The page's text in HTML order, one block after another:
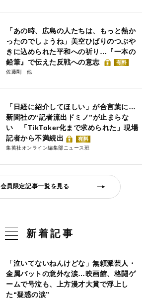
「あの時、広島の人たちは、もっと熱か
ったのでしょうね」美空ひばりのつぶや
きに込められた平和への祈り…『一本の
鉛筆』で伝えた反戦への意志
有料
佐藤剛
「日経に紹介してほしい」が合言葉に…
新聞社の“記者流出ドミノ”が止まらな
い 「TikToker化まで求められた」現場
記者から不満続出
有料
集英社オンライン編集部ニュース班
会員限定記事一覧を見る
新着記事
「泣いてないねんけどな」無頼派芸人・
金属バットの意外な涙…映画館、格闘ゲ
ームで号泣も、上方漫才大賞で浮上し
た“疑惑の涙”